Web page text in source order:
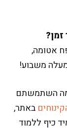
אטומה,
משבוע!
השתמשתם
באתר,
כיף ללמוד